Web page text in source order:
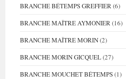
BRANCHE BÉTEMPS GREFFIER (6)
BRANCHE MAÎTRE AYMONIER (16)
BRANCHE MAÎTRE MORIN(2)
BRANCHE MORIN GICQUEL(27)
BRANCHE MOUCHET BÉTEMPS(1)